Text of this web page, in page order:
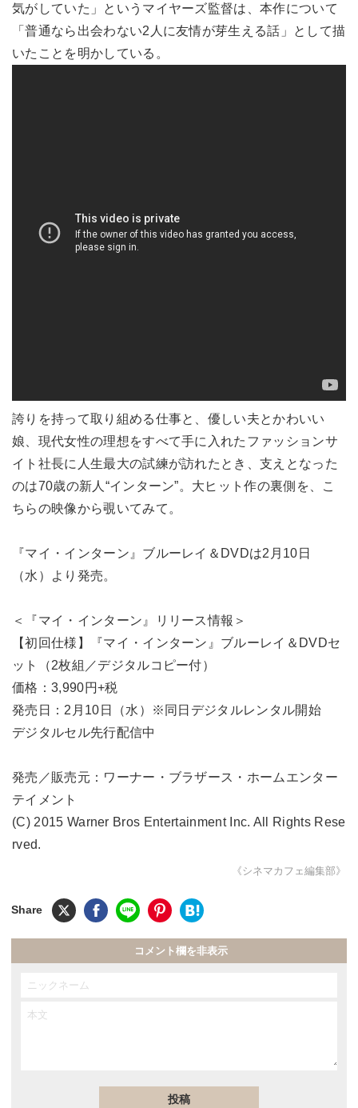
気がしていた」というマイヤーズ監督は、本作について
「普通なら出会わない2人に友情が芽生える話」として描
いたことを明かしている。
誇りを持って取り組める仕事と、優しい夫とかわいい
娘、現代女性の理想をすべて手に入れたファッションサ
イト社長に人生最大の試練が訪れたとき、支えとなった
のは70歳の新人“インターン”。大ヒット作の裏側を、こ
ちらの映像から覗いてみて。
『マイ・インターン』ブルーレイ＆DVDは2月10日
（水）より発売。
＜『マイ・インターン』リリース情報＞
【初回仕様】『マイ・インターン』ブルーレイ＆DVDセ
ット（2枚組／デジタルコピー付）
価格：3,990円+税
発売日：2月10日（水）※同日デジタルレンタル開始
デジタルセル先行配信中
発売／販売元：ワーナー・ブラザース・ホームエンター
テイメント
(C) 2015 Warner Bros Entertainment Inc. All Rights Rese
rved.
《シネマカフェ編集部》
コメント欄を非表示